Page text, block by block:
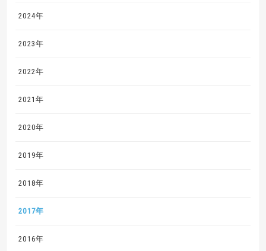
2024年
2023年
2022年
2021年
2020年
2019年
2018年
2017年
2016年